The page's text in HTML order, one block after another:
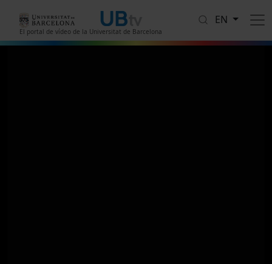
El portal de vídeo de la Universitat de Barcelona
EN